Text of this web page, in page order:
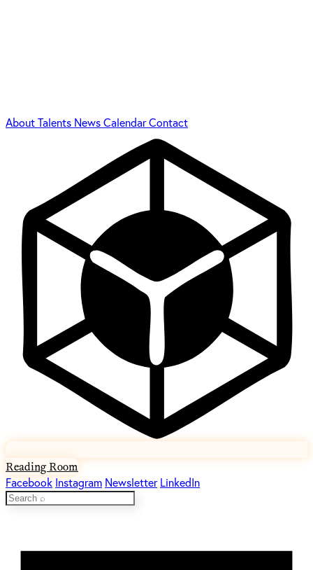
AboutTalents NewsCalendarContact
Reading Room
Facebook Instagram Newsletter LinkedIn